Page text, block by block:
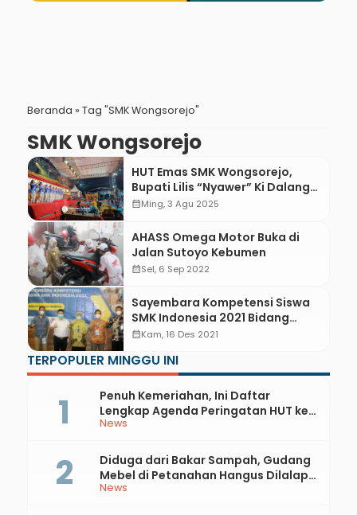
Beranda » Tag "SMK Wongsorejo"
SMK Wongsorejo
HUT Emas SMK Wongsorejo,
Bupati Lilis “Nyawer” Ki Dalang
Eko Suwaryo
calendar_monthMing, 3 Agu 2025
AHASS Omega Motor Buka di
Jalan Sutoyo Kebumen
calendar_monthSel, 6 Sep 2022
Sayembara Kompetensi Siswa
SMK Indonesia 2021 Bidang
Aplikasi Robotik, Berikut Daftar
calendar_monthKam, 16 Des 2021
TERPOPULER MINGGU INI
News
Penuh Kemeriahan, Ini Daftar
Lengkap Agenda Peringatan HUT ke-
81 RI dan Hari Jadi ke-397 Kabupaten
News
Diduga dari Bakar Sampah, Gudang
Mebel di Petanahan Hangus Dilalap
Api